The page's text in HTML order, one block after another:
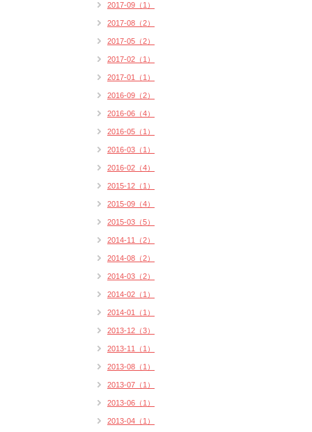
2017-09（1）
2017-08（2）
2017-05（2）
2017-02（1）
2017-01（1）
2016-09（2）
2016-06（4）
2016-05（1）
2016-03（1）
2016-02（4）
2015-12（1）
2015-09（4）
2015-03（5）
2014-11（2）
2014-08（2）
2014-03（2）
2014-02（1）
2014-01（1）
2013-12（3）
2013-11（1）
2013-08（1）
2013-07（1）
2013-06（1）
2013-04（1）